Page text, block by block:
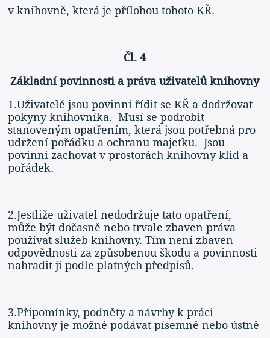
v knihovně, která je přílohou tohoto KŘ.
Čl. 4
Základní povinnosti a práva uživatelů knihovny
1.Uživatelé jsou povinni řídit se KŘ a dodržovat
pokyny knihovníka. Musí se podrobit
stanoveným opatřením, která jsou potřebná pro
udržení pořádku a ochranu majetku. Jsou
povinni zachovat v prostorách knihovny klid a
pořádek.
2.Jestliže uživatel nedodržuje tato opatření,
může být dočasně nebo trvale zbaven práva
používat služeb knihovny. Tím není zbaven
odpovědnosti za způsobenou škodu a povinnosti
nahradit ji podle platných předpisů.
3.Připomínky, podněty a návrhy k práci
knihovny je možné podávat písemně nebo ústně